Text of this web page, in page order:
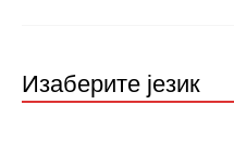
Изаберите језик